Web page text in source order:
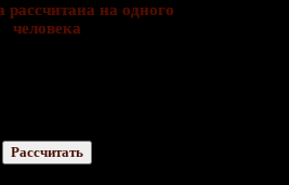
на одного
человека